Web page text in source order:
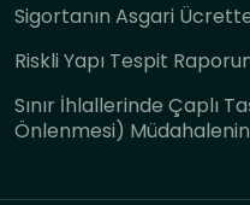
Sigortanın Asgari
Riskli Yapı Tespit
Sınır İhlallerinde Çaplı
Önlenmesi) Müdahalenin